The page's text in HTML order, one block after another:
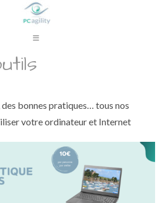
bonnes pratiques… tous nos
votre ordinateur et Internet